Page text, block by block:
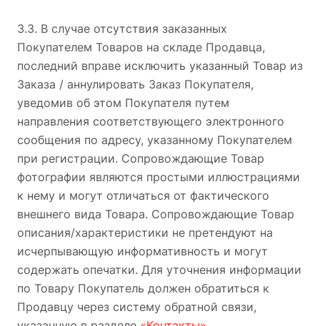
3.3. В случае отсутствия заказанных
Покупателем Товаров на складе Продавца,
последний вправе исключить указанный Товар из
Заказа / аннулировать Заказ Покупателя,
уведомив об этом Покупателя путем
направления соответствующего электронного
сообщения по адресу, указанному Покупателем
при регистрации. Сопровождающие Товар
фотографии являются простыми иллюстрациями
к нему и могут отличаться от фактического
внешнего вида Товара. Сопровождающие Товар
описания/характеристики не претендуют на
исчерпывающую информативность и могут
содержать опечатки. Для уточнения информации
по Товару Покупатель должен обратиться к
Продавцу через систему обратной связи,